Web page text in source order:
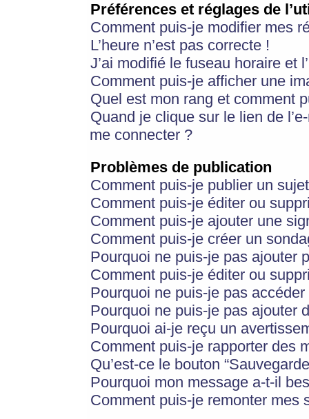
Préférences et réglages de
Comment puis-je modifier mes
L’heure n’est pas correcte !
J’ai modifié le fuseau horaire et
Comment puis-je afficher une
Quel est mon rang et comment
Quand je clique sur le lien de
me connecter ?
Problèmes de publication
Comment puis-je publier un
Comment puis-je éditer ou
Comment puis-je ajouter une
Comment puis-je créer un
Pourquoi ne puis-je pas ajouter
Comment puis-je éditer ou
Pourquoi ne puis-je pas
Pourquoi ne puis-je pas ajouter
Pourquoi ai-je reçu un
Comment puis-je rapporter des
Qu’est-ce le bouton
Pourquoi mon message a-t-il
Comment puis-je remonter mes